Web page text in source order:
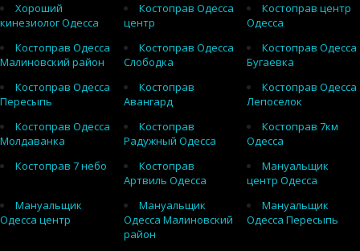
Хороший
кинезиолог Одесса
Костоправ Одесса
центр
Костоправ центр
Одесса
Костоправ Одесса
Малиновский район
Костоправ Одесса
Слободка
Костоправ Одесса
Бугаевка
Костоправ Одесса
Пересыпь
Костоправ
Авангард
Костоправ Одесса
Лепоселок
Костоправ Одесса
Молдаванка
Костоправ
Радужный Одесса
Костоправ 7км
Одесса
Костоправ 7 небо
Костоправ
Артвиль Одесса
Мануальщик
центр Одесса
Мануальщик
Одесса центр
Мануальщик
Одесса Малиновский
район
Мануальщик
Одесса Пересыпь